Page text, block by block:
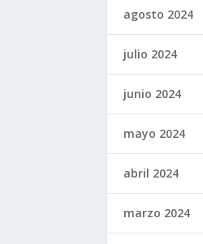
agosto 2024
julio 2024
junio 2024
mayo 2024
abril 2024
marzo 2024